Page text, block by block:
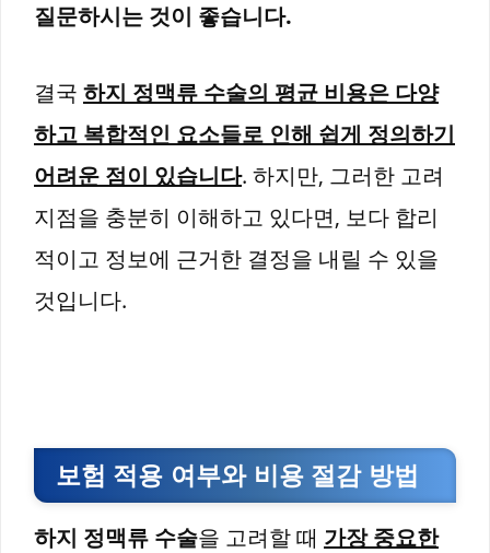
질문하시는 것이 좋습니다.
결국 하지 정맥류 수술의 평균 비용은 다양
하고 복합적인 요소들로 인해 쉽게 정의하기
어려운 점이 있습니다. 하지만, 그러한 고려
지점을 충분히 이해하고 있다면, 보다 합리
적이고 정보에 근거한 결정을 내릴 수 있을
것입니다.
보험 적용 여부와 비용 절감 방법
하지 정맥류 수술을 고려할 때 가장 중요한